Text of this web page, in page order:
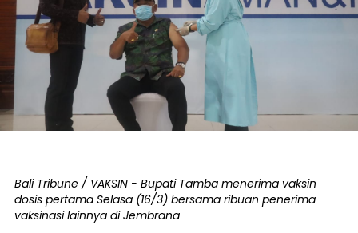
Bali Tribune / VAKSIN - Bupati Tamba menerima vaksin
dosis pertama Selasa (16/3) bersama ribuan penerima
vaksinasi lainnya di Jembrana